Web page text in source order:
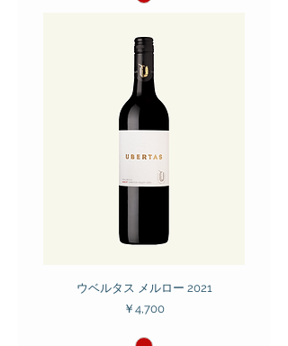
ウベルタス メルロー 2021
価格
￥4,700